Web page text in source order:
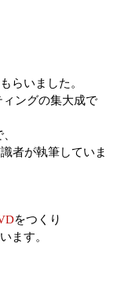
らいました。
ィングの集大成で
者が執筆していま
をつくり
ます。